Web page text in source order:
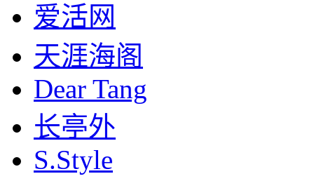
爱活网
天涯海阁
Dear Tang
长亭外
S.Style